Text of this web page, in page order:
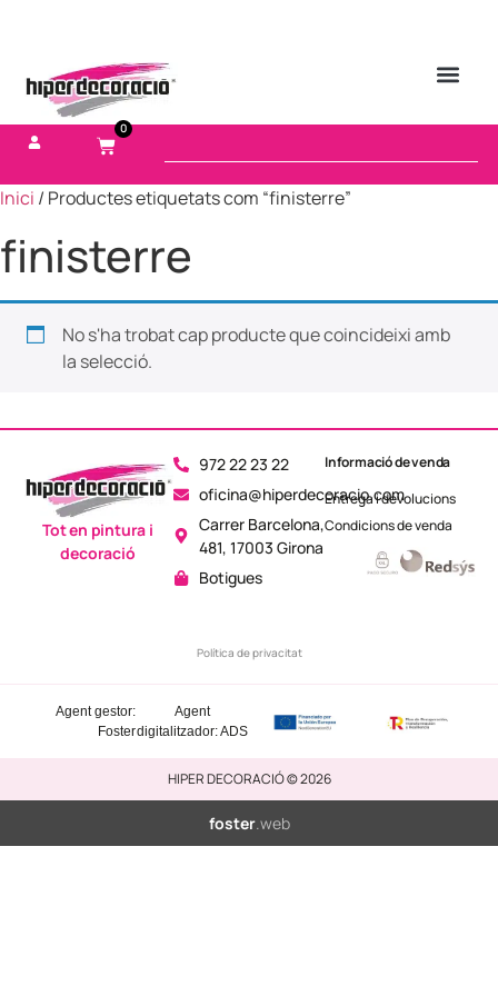
0
Inici / Productes etiquetats com “finisterre”
finisterre
No s'ha trobat cap producte que coincideixi amb
la selecció.
972 22 23 22
oficina@hiperdecoracio.com
Carrer Barcelona,
481, 17003 Girona
Botigues
Política de privacitat
Tot en pintura i
decoració
Informació de venda
Entrega i devolucions
Condicions de venda
Agent
digitalitzador: ADS
Agent gestor:
Foster
HIPER DECORACIÓ © 2026
foster.web